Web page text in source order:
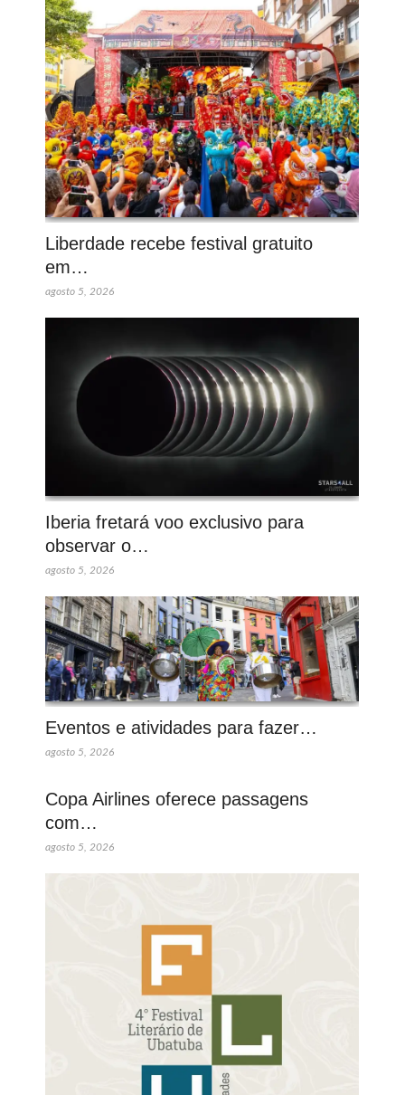
Liberdade recebe festival gratuito
em…
agosto 5, 2026
Iberia fretará voo exclusivo para
observar o…
agosto 5, 2026
Eventos e atividades para fazer…
agosto 5, 2026
Copa Airlines oferece passagens
com…
agosto 5, 2026